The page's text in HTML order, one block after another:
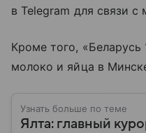
в Telegram для связи с
Кроме того, «Беларусь
молоко и яйца в
Узнать больше по теме
Ялта: главный